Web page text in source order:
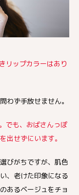
リップカラーはあり
わず手放せません。
でも、おばさんっぽ
出せずにいます。
びがちですが、肌色
、老けた印象になる
あるベージュをチョ